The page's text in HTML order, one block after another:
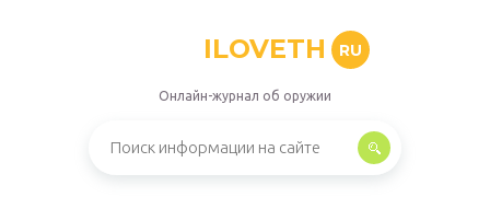
ILOVETH RU
Онлайн-журнал об оружии